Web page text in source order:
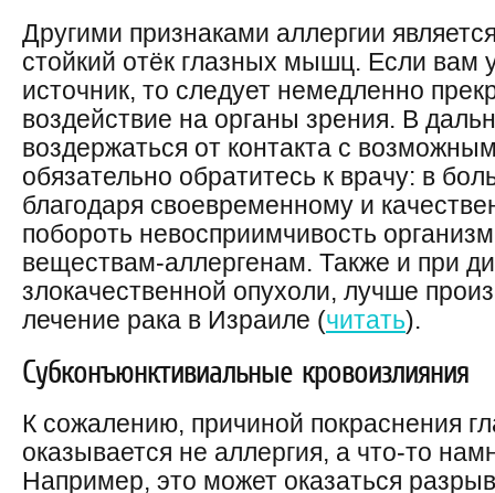
Другими признаками аллергии
стойкий отёк глазных мышц. Если вам
источник, то следует немедленно
воздействие на органы зрения. В
воздержаться от контакта с
обязательно обратитесь к врачу: в
благодаря своевременному и
побороть невосприимчивость
веществам-аллергенам. Также и при
злокачественной опухоли, лучше
лечение рака в Израиле (читать).
Субконъюнктивиальные кровоизлияния
К сожалению, причиной покраснения
оказывается не аллергия, а что-то
Например, это может оказаться